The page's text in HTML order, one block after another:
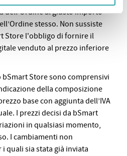
dell'Ordine al giusto importo
stesso. Non sussiste
Store l'obbligo di fornire il
venduto al prezzo inferiore
Store sono comprensivi
della composizione
base con aggiunta dell’IVA
I prezzi decisi da bSmart
in qualsiasi momento,
I cambiamenti non
quali sia stata già inviata